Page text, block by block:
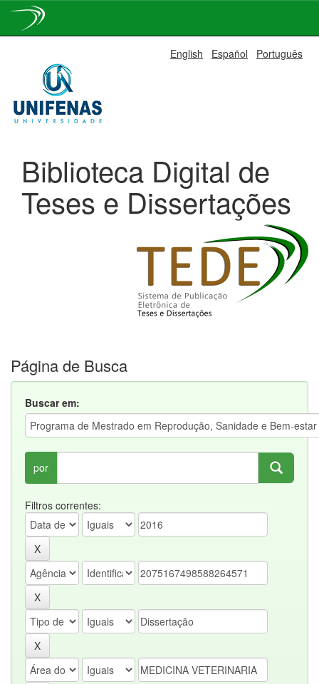
navigation
English Español Português
Biblioteca Digital de
Teses e Dissertações
Página de Busca
Buscar em:
por
Filtros correntes: